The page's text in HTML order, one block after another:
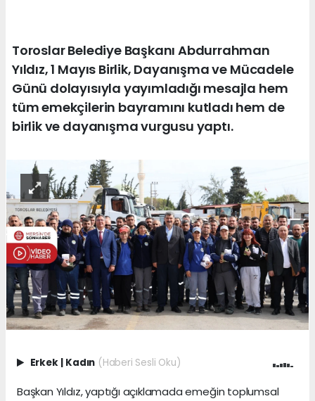
Toroslar Belediye Başkanı Abdurrahman
Yıldız, 1 Mayıs Birlik, Dayanışma ve Mücadele
Günü dolayısıyla yayımladığı mesajla hem
tüm emekçilerin bayramını kutladı hem de
birlik ve dayanışma vurgusu yaptı.
Erkek | Kadın (Haberi Sesli Oku)
Başkan Yıldız, yaptığı açıklamada emeğin toplumsal